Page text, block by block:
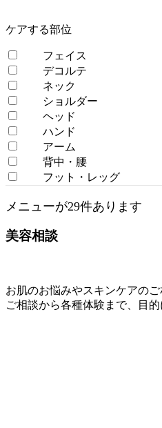
ケアする部位
フェイス
デコルテ
ネック
ショルダー
ヘッド
ハンド
アーム
背中・腰
フット・レッグ
メニューが29件あります
美容相談
お肌のお悩みやスキンケアの
ご相談から各種体験まで、目